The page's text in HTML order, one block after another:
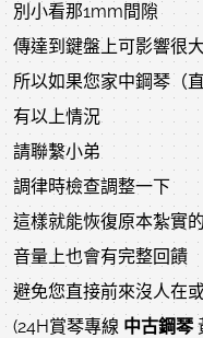
別小看那1mm間隙
傳達到鍵盤上可影響很大
所以如果您家中鋼琴（直
有以上情況
請聯繫小弟
調律時檢查調整一下
這樣就能恢復原本紮實
音量上也會有完整回饋
避免您直接前來沒人在
(24H賞琴專線 中古鋼琴